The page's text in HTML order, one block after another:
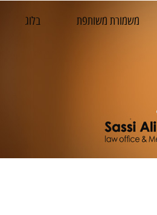
משמורת משותפת בלוג